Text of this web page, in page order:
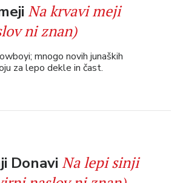
Na krvavi meji
ni znan)
mnogo novih junaških
za lepo dekle in čast.
Donavi Na lepi sinji